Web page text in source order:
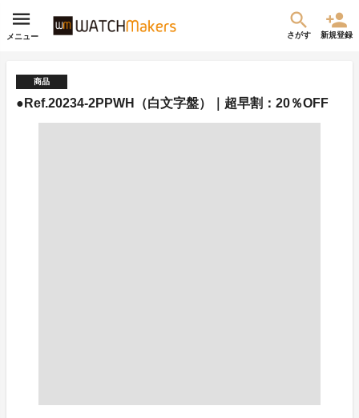
メニュー さがす 新規登録
商品
●Ref.20234-2PPWH（白文字盤）｜超早割：20％OFF